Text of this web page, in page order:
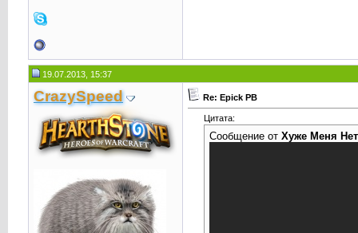
19.07.2013, 15:37
CrаzySpeed Re: Epick PB
Цитата:
Сообщение от Хуже Меня Нет